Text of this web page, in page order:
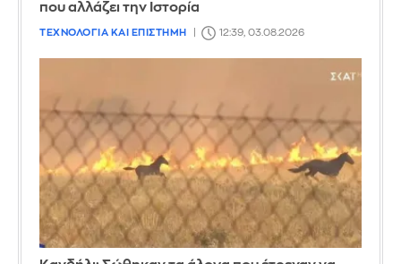
που αλλάζει την Iστορία
ΤΕΧΝΟΛΟΓΙΑ ΚΑΙ ΕΠΙΣΤΗΜΗ 12:39, 03.08.2026